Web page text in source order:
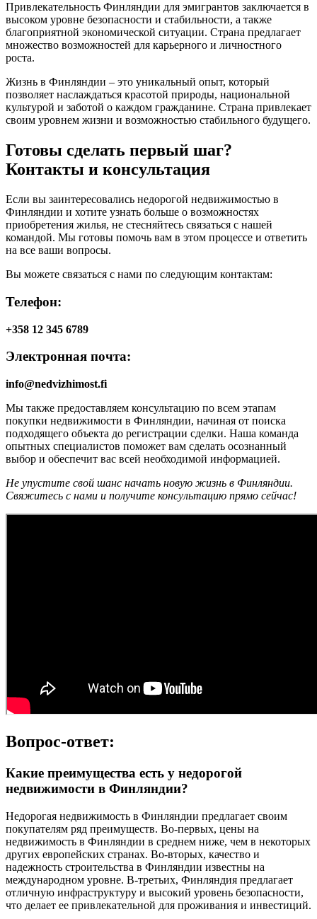
Привлекательность Финляндии для эмигрантов заключается в
высоком уровне безопасности и стабильности, а также
благоприятной экономической ситуации. Страна предлагает
множество возможностей для карьерного и личностного
роста.
Жизнь в Финляндии – это уникальный опыт, который
позволяет наслаждаться красотой природы, национальной
культурой и заботой о каждом гражданине. Страна привлекает
своим уровнем жизни и возможностью стабильного будущего.
Готовы сделать первый шаг?
Контакты и консультация
Если вы заинтересовались недорогой недвижимостью в
Финляндии и хотите узнать больше о возможностях
приобретения жилья, не стесняйтесь связаться с нашей
командой. Мы готовы помочь вам в этом процессе и ответить
на все ваши вопросы.
Вы можете связаться с нами по следующим контактам:
Телефон:
+358 12 345 6789
Электронная почта:
info@nedvizhimost.fi
Мы также предоставляем консультацию по всем этапам
покупки недвижимости в Финляндии, начиная от поиска
подходящего объекта до регистрации сделки. Наша команда
опытных специалистов поможет вам сделать осознанный
выбор и обеспечит вас всей необходимой информацией.
Не упустите свой шанс начать новую жизнь в Финляндии.
Свяжитесь с нами и получите консультацию прямо сейчас!
Вопрос-ответ:
Какие преимущества есть у недорогой
недвижимости в Финляндии?
Недорогая недвижимость в Финляндии предлагает своим
покупателям ряд преимуществ. Во-первых, цены на
недвижимость в Финляндии в среднем ниже, чем в некоторых
других европейских странах. Во-вторых, качество и
надежность строительства в Финляндии известны на
международном уровне. В-третьих, Финляндия предлагает
отличную инфраструктуру и высокий уровень безопасности,
что делает ее привлекательной для проживания и инвестиций.